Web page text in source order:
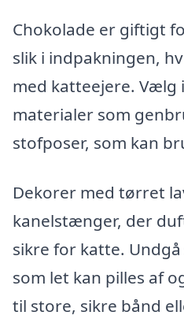
Chokolade er giftigt
slik i indpakningen,
med katteejere. Vælg
materialer som
stofposer, som kan
Dekorer med tørret
kanelstænger, der
sikre for katte.
som let kan pilles af
til store, sikre bånd